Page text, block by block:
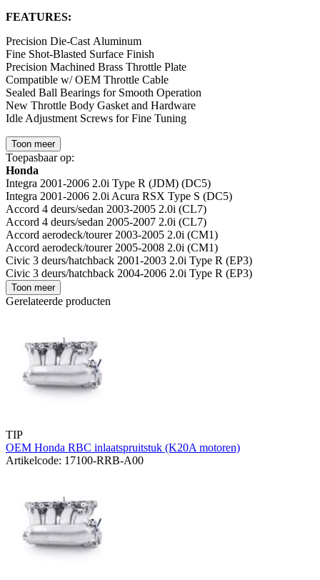
FEATURES:
Precision Die-Cast Aluminum
Fine Shot-Blasted Surface Finish
Precision Machined Brass Throttle Plate
Compatible w/ OEM Throttle Cable
Sealed Ball Bearings for Smooth Operation
New Throttle Body Gasket and Hardware
Idle Adjustment Screws for Fine Tuning
Toon meer
Toepasbaar op:
Honda
Integra 2001-2006 2.0i Type R (JDM) (DC5)
Integra 2001-2006 2.0i Acura RSX Type S (DC5)
Accord 4 deurs/sedan 2003-2005 2.0i (CL7)
Accord 4 deurs/sedan 2005-2007 2.0i (CL7)
Accord aerodeck/tourer 2003-2005 2.0i (CM1)
Accord aerodeck/tourer 2005-2008 2.0i (CM1)
Civic 3 deurs/hatchback 2001-2003 2.0i Type R (EP3)
Civic 3 deurs/hatchback 2004-2006 2.0i Type R (EP3)
Toon meer
Gerelateerde producten
TIP
OEM Honda RBC inlaatspruitstuk (K20A motoren)
Artikelcode: 17100-RRB-A00